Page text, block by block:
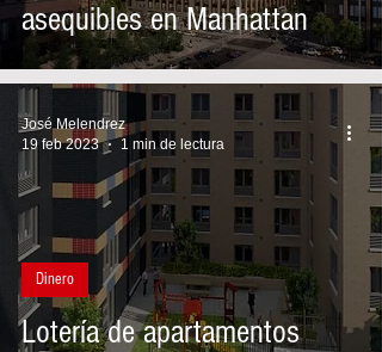
asequibles en Manhattan
Lotería de apartamentos
Dinero
José Melendrez
19 feb 2023
1 min de lectura